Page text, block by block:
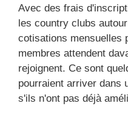
Avec des frais
les country clubs
cotisations mensuelles
membres attendent
rejoignent. Ce sont
pourraient arriver dans
s'ils n'ont pas déjà